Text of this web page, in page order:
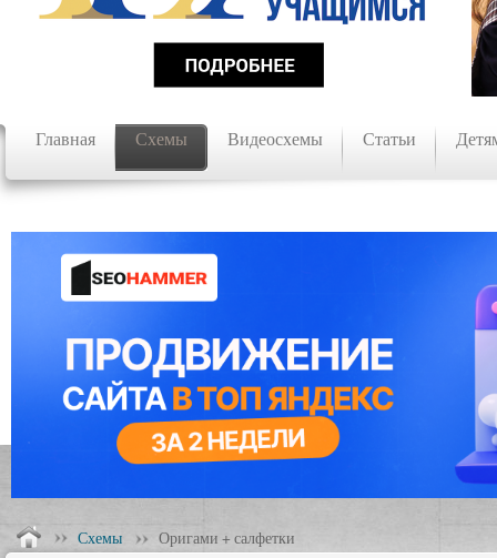
Главная Схемы Видеосхемы Статьи
Схемы Оригами + салфетки